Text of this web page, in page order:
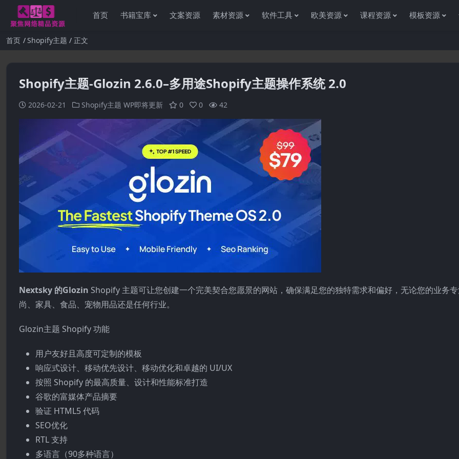
首页 书籍宝库 文案资源 素材资源 软件工具 欧美资源 课程资源 模板资源
首页 Shopify主题 正文
Shopify主题-Glozin 2.6.0–多用途Shopify主题操作系统 2.0
2026-02-21 Shopify主题 WP即将更新 0 0 42
Nextsky 的Glozin Shopify 主题可让您创建一个完美契合您愿景的网站，确保满足您的独特需求和偏好，无论您的业务
尚、家具、食品、宠物用品还是任何行业。
Glozin主题 Shopify 功能
用户友好且高度可定制的模板
响应式设计、移动优先设计、移动优化和卓越的 UI/UX
按照 Shopify 的最高质量、设计和性能标准打造
谷歌的富媒体产品摘要
验证 HTML5 代码
SEO优化
RTL 支持
多语言（90多种语言）